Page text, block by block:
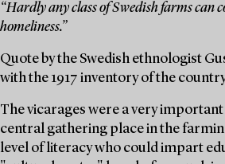
“Hardly any class of Swedish farms
homeliness.”
Quote by the Swedish ethnologist
with the 1917 inventory of the
The vicarages were a very
central gathering place in the
level of literacy who could impart